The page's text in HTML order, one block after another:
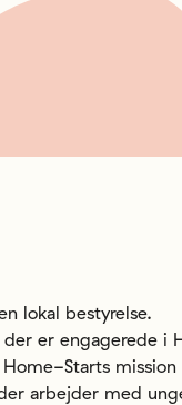
lokal bestyrelse.
der er engagerede
Starts
arbejder med